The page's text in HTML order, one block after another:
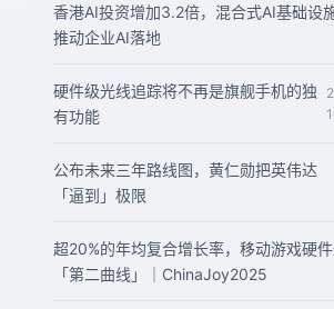
香港AI投资增加3.2倍，混合式AI基础设
推动企业AI落地
硬件级光线追踪将不再是旗舰手机的独
有功能
公布未来三年路线图，黄仁勋把英伟达
「逼到」极限
超20%的年均复合增长率，移动游戏硬
「第二曲线」｜ChinaJoy2025